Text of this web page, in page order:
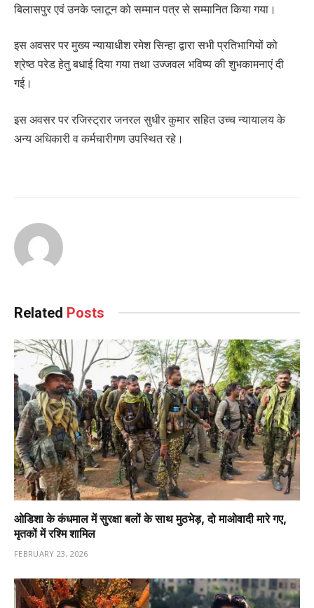
बिलासपुर एवं उनके प्लाटून को सम्मान पत्र से सम्मानित किया गया।
इस अवसर पर मुख्य न्यायाधीश रमेश सिन्हा द्वारा सभी प्रतिभागियों को
श्रेष्ठ परेड हेतु बधाई दिया गया तथा उज्जवल भविष्य की शुभकामनाएं दी
गई।
इस अवसर पर रजिस्ट्रार जनरल सुधीर कुमार सहित उच्च न्यायालय के
अन्य अधिकारी व कर्मचारीगण उपस्थित रहे।
Related Posts
ओडिशा के कंधमाल में सुरक्षा बलों के साथ मुठभेड़, दो माओवादी मारे गए,
मृतकों में रश्मि शामिल
FEBRUARY 23, 2026